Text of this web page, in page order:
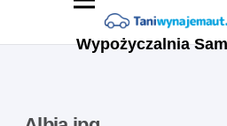
Wypożyczalnia